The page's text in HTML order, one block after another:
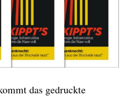
das gedruckte